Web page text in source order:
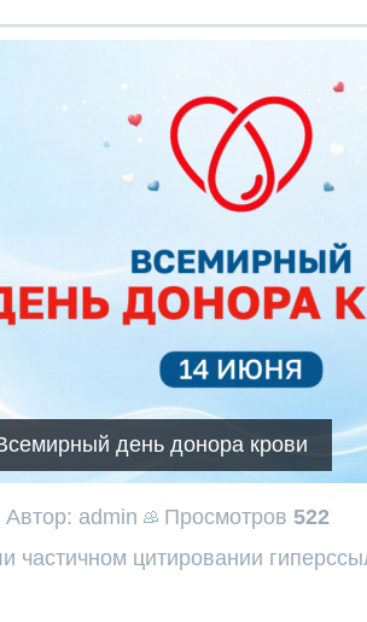
день донора крови
Автор: admin Просмотров 522
частичном цитировании